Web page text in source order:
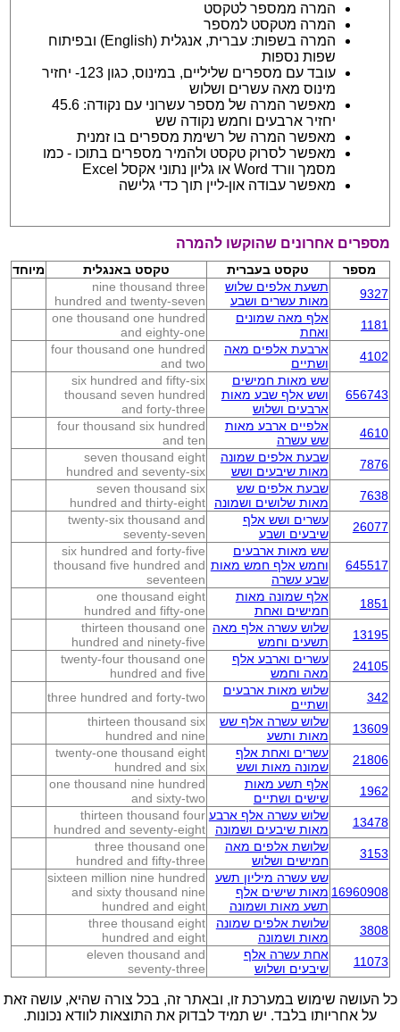
המרה ממספר לטקסט
המרה מטקסט למספר
המרה בשפות: עברית, אנגלית (English) ובפיתוח
שפות נספות
עובד עם מספרים שליליים, במינוס, כגון 123- יחזיר
מינוס מאה עשרים ושלוש
מאפשר המרה של מספר עשרוני עם נקודה: 45.6
יחזיר ארבעים וחמש נקודה שש
מאפשר המרה של רשימת מספרים בו זמנית
מאפשר לסרוק טקסט ולהמיר מספרים בתוכו - כמו
מסמך וורד Word או גליון נתוני אקסל Excel
מאפשר עבודה און-ליין תוך כדי גלישה
מספרים אחרונים שהוקשו להמרה
מספר טקסט בעברית טקסט באנגלית
מיוחד
9327
תשעת אלפים שלוש
מאות עשרים ושבע
nine thousand three
hundred and twenty-seven
1181
אלף מאה שמונים
ואחת
one thousand one hundred
and eighty-one
4102
ארבעת אלפים מאה
ושתיים
four thousand one hundred
and two
656743
שש מאות חמישים
ושש אלף שבע מאות
ארבעים ושלוש
six hundred and fifty-six
thousand seven hundred
and forty-three
4610
אלפיים ארבע מאות
שש עשרה
four thousand six hundred
and ten
7876
שבעת אלפים שמונה
מאות שיבעים ושש
seven thousand eight
hundred and seventy-six
7638
שבעת אלפים שש
מאות שלושים ושמונה
seven thousand six
hundred and thirty-eight
26077
עשרים ושש אלף
שיבעים ושבע
twenty-six thousand and
seventy-seven
645517
שש מאות ארבעים
וחמש אלף חמש מאות
שבע עשרה
six hundred and forty-five
thousand five hundred and
seventeen
1851
אלף שמונה מאות
חמישים ואחת
one thousand eight
hundred and fifty-one
13195
שלוש עשרה אלף מאה
תשעים וחמש
thirteen thousand one
hundred and ninety-five
24105
עשרים וארבע אלף
מאה וחמש
twenty-four thousand one
hundred and five
342
שלוש מאות ארבעים
ושתיים
three hundred and forty-two
13609
שלוש עשרה אלף שש
מאות ותשע
thirteen thousand six
hundred and nine
21806
עשרים ואחת אלף
שמונה מאות ושש
twenty-one thousand eight
hundred and six
1962
אלף תשע מאות
שישים ושתיים
one thousand nine hundred
and sixty-two
13478
שלוש עשרה אלף ארבע
מאות שיבעים ושמונה
thirteen thousand four
hundred and seventy-eight
3153
שלושת אלפים מאה
חמישים ושלוש
three thousand one
hundred and fifty-three
16960908
שש עשרה מיליון תשע
מאות שישים אלף
תשע מאות ושמונה
sixteen million nine hundred
and sixty thousand nine
hundred and eight
3808
שלושת אלפים שמונה
מאות ושמונה
three thousand eight
hundred and eight
11073
אחת עשרה אלף
שיבעים ושלוש
eleven thousand and
seventy-three
כל העושה שימוש במערכת זו, ובאתר זה, בכל צורה שהיא, עושה זאת
על אחריותו בלבד. יש תמיד לבדוק את התוצאות לוודא נכונות.